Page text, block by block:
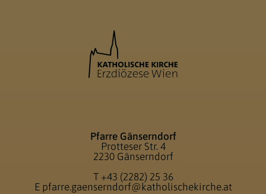
Pfarre Gänserndorf
Protteser Str. 4
2230 Gänserndorf
T +43 (2282) 25 36
E pfarre.gaenserndorf@katholischekirche.at